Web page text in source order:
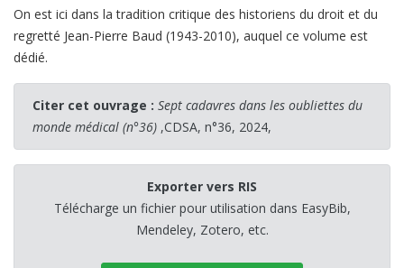
On est ici dans la tradition critique des historiens du droit et du
regretté Jean-Pierre Baud (1943-2010), auquel ce volume est
dédié.
Citer cet ouvrage : Sept cadavres dans les oubliettes du
monde médical (n°36) ,CDSA, n°36, 2024,
Exporter vers RIS
Télécharge un fichier pour utilisation dans EasyBib,
Mendeley, Zotero, etc.